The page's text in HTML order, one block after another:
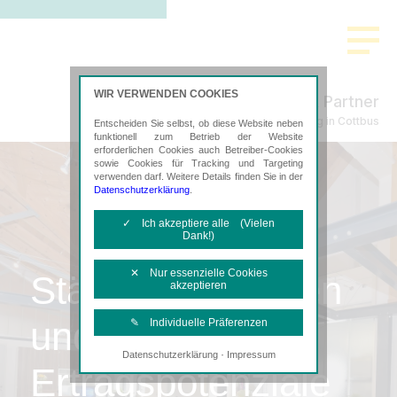
Mayer & Partner
Steuerberatung in Cottbus
Stärken ausbauen
und
Ertragspotenziale
WIR VERWENDEN COOKIES
Entscheiden Sie selbst, ob diese Website neben
funktionell zum Betrieb der Website
erforderlichen Cookies auch Betreiber-Cookies
sowie Cookies für Tracking und Targeting
verwenden darf. Weitere Details finden Sie in der
Datenschutzerklärung
✓ Ich akzeptiere alle (Vielen
Dank!)
✕ Nur essenzielle Cookies
akzeptieren
✎ Individuelle Präferenzen
Notwendige Cookies
Diese Cookies sind erforderlich, um die
grundlegende Funktionalität der Website
Datenschutzerklärung· Impressum